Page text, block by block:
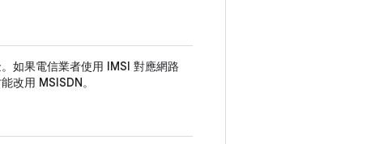
如果電信業者使用 IMSI 對應網路
改用 MSISDN。